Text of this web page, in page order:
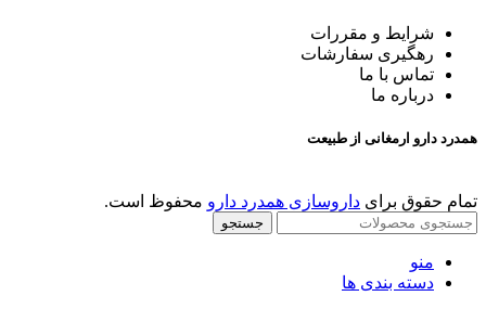
شرایط و مقررات
رهگیری سفارشات
تماس با ما
درباره ما
همدرد دارو ارمغانی از طبیعت
تمام حقوق برای داروسازی همدرد دارو محفوظ است.
جستجو
منو
دسته بندی ها